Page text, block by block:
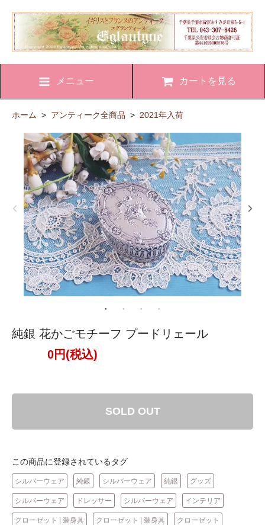
メニュー カートを見る
ホーム > アンティーク全商品 > 2021年入荷
純銀 花かごモチーフ プードリェール
0円(税込)
SOLD OUT
この商品に登録されているタグ
シルバーウェア 純銀 シルバーウェア 純銀 グッズ
シルバーウェア ドレッサー シルバーウェア インテリア
クローゼット | 装身具 クローゼット | 装身具 クローゼット